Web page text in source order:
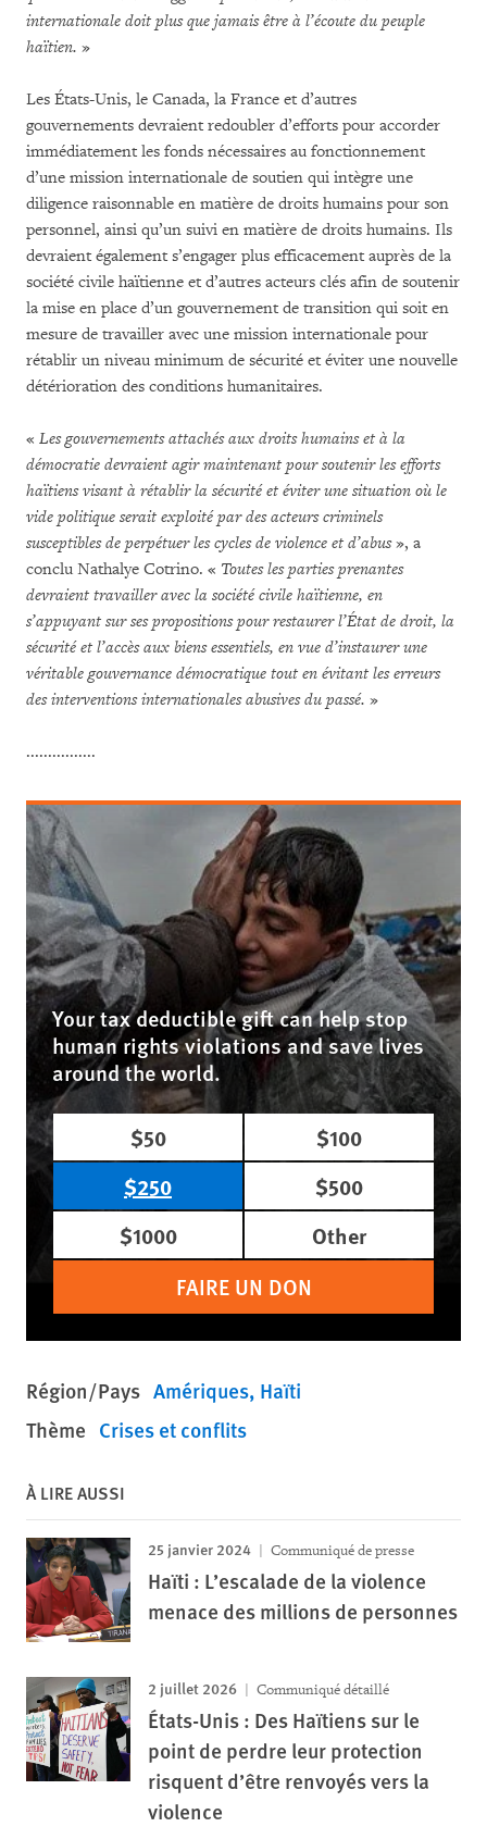
internationale doit plus que jamais être à l’écoute du peuple
haïtien. »
Les États-Unis, le Canada, la France et d’autres
gouvernements devraient redoubler d’efforts pour accorder
immédiatement les fonds nécessaires au fonctionnement
d’une mission internationale de soutien qui intègre une
diligence raisonnable en matière de droits humains pour son
personnel, ainsi qu’un suivi en matière de droits humains. Ils
devraient également s’engager plus efficacement auprès de la
société civile haïtienne et d’autres acteurs clés afin de soutenir
la mise en place d’un gouvernement de transition qui soit en
mesure de travailler avec une mission internationale pour
rétablir un niveau minimum de sécurité et éviter une nouvelle
détérioration des conditions humanitaires.
« Les gouvernements attachés aux droits humains et à la
démocratie devraient agir maintenant pour soutenir les efforts
haïtiens visant à rétablir la sécurité et éviter une situation où le
vide politique serait exploité par des acteurs criminels
susceptibles de perpétuer les cycles de violence et d’abus», a
conclu Nathalye Cotrino. « Toutes les parties prenantes
devraient travailler avec la société civile haïtienne, en
s’appuyant sur ses propositions pour restaurer l’État de droit, la
sécurité et l’accès aux biens essentiels, en vue d’instaurer une
véritable gouvernance démocratique tout en évitant les erreurs
des interventions internationales abusives du passé. »
................
Your tax deductible gift can help stop
human rights violations and save lives
around the world.
$50
$100
$250
$500
$1000
Other
FAIRE UN DON
Région/Pays Amériques Haïti
Thème Crises et conflits
À LIRE AUSSI
25 janvier 2024 Communiqué de presse
Haïti : L’escalade de la violence
menace des millions de personnes
2 juillet 2026 Communiqué détaillé
États-Unis : Des Haïtiens sur le
point de perdre leur protection
risquent d’être renvoyés vers la
violence